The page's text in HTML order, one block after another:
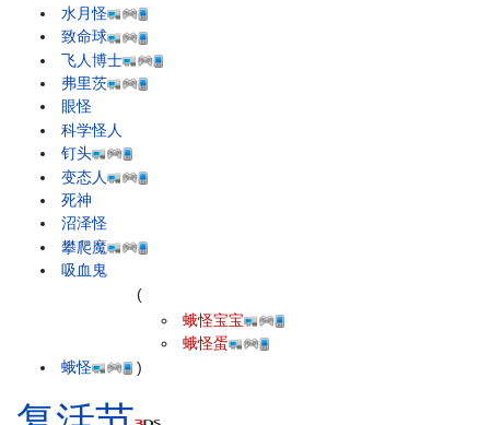
水月怪
致命球
飞人博士
弗里茨
眼怪
科学怪人
钉头
变态人
死神
沼泽怪
攀爬魔
吸血鬼
蛾怪
(
蛾怪宝宝
蛾怪蛋
)